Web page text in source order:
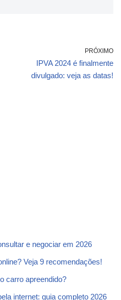
PRÓXIMO
IPVA 2024 é finalmente
divulgado: veja as datas!
e negociar em 2026
Veja 9 recomendações!
carro apreendido?
internet: guia completo 2026